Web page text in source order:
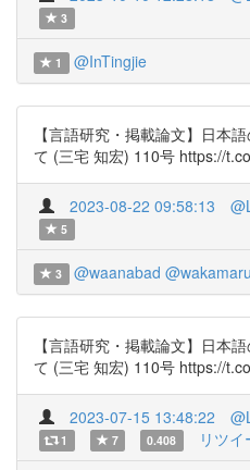
3
1 @InTingjie
【言語研究・掲載論文】日本
て (三宅 知宏) 110号 https://
2023-08-22 09:58:13
5
3 @waanabad
【言語研究・掲載論文】日本
て (三宅 知宏) 110号 https://
2023-07-15 13:48:22
1 7 0.408 リツ